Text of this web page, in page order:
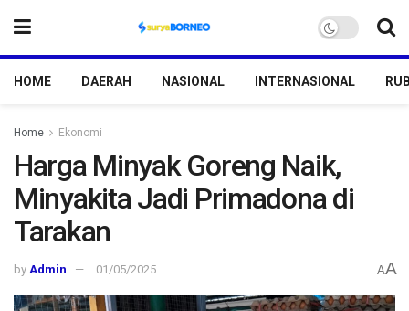
HOME DAERAH NASIONAL INTERNASIONAL
Home Ekonomi
Harga Minyak Goreng Naik,
Minyakita Jadi Primadona di
Tarakan
by Admin 01/05/2025 AA